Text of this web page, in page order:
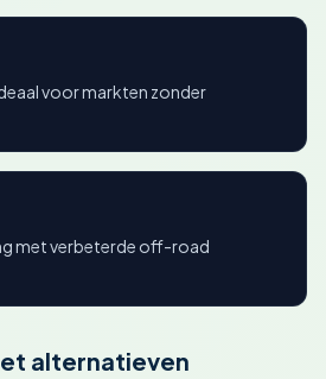
voor markten zonder
met verbeterde off-road
alternatieven